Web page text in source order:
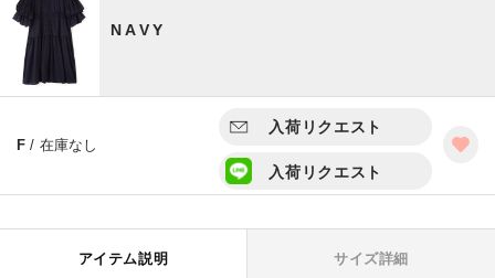
NAVY
F / 在庫なし
入荷リクエスト
入荷リクエスト
アイテム説明 サイズ詳細